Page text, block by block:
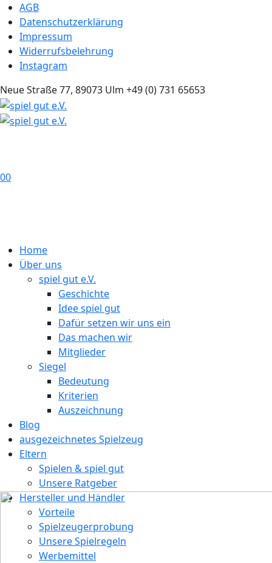
AGB
Datenschutzerklärung
Impressum
Widerrufsbelehrung
Instagram
Neue Straße 77, 89073 Ulm +49 (0) 731 65653
00
Home
Über uns
spiel gut e.V.
Geschichte
Idee spiel gut
Dafür setzen wir uns ein
Das machen wir
Mitglieder
Siegel
Bedeutung
Kriterien
Auszeichnung
Blog
ausgezeichnetes Spielzeug
Eltern
Spielen & spiel gut
Unsere Ratgeber
Hersteller und Händler
Vorteile
Spielzeugerprobung
Unsere Spielregeln
Werbemittel